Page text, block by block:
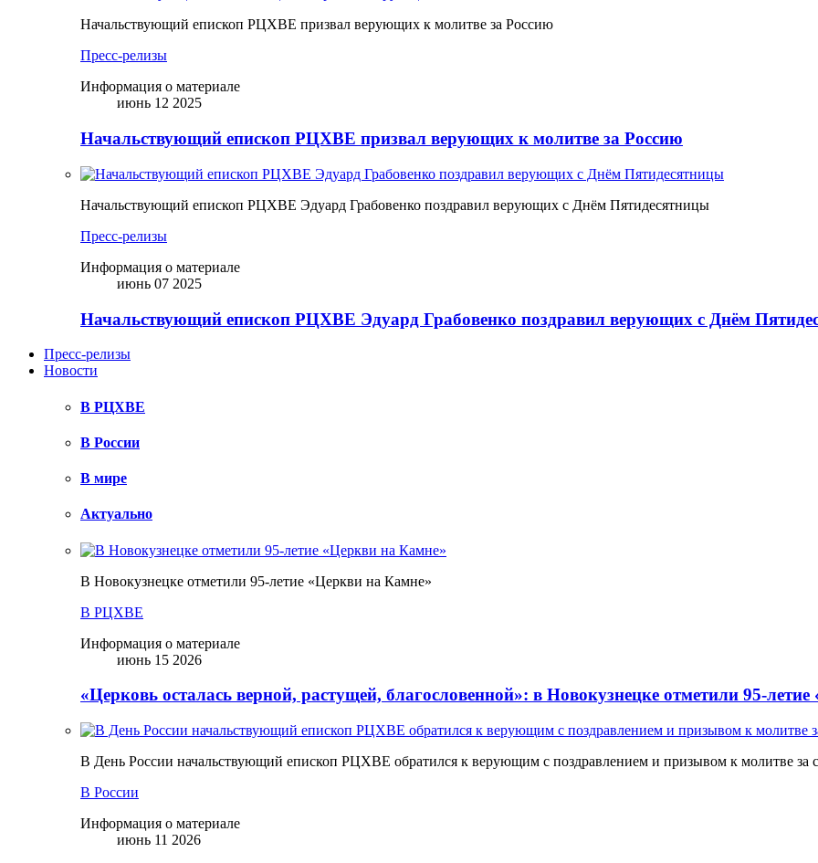
Начальствующий епископ РЦХВЕ призвал верующих к молитве за Россию
Пресс-релизы
Информация о материале
июнь 12 2025
Начальствующий епископ РЦХВЕ призвал верующих к молитве за Россию
Начальствующий епископ РЦХВЕ Эдуард Грабовенко поздравил верующих с Днём Пятидесятницы
Пресс-релизы
Информация о материале
июнь 07 2025
Начальствующий епископ РЦХВЕ Эдуард Грабовенко поздравил верующих с Днём
Пресс-релизы
Новости
В РЦХВЕ
В России
В мире
Актуально
В Новокузнецке отметили 95-летие «Церкви на Камне»
В РЦХВЕ
Информация о материале
июнь 15 2026
«Церковь осталась верной, растущей, благословенной»: в Новокузнецке отметили 95-
В День России начальствующий епископ РЦХВЕ обратился к верующим с поздравлением и призывом к молитве за
В России
Информация о материале
июнь 11 2026